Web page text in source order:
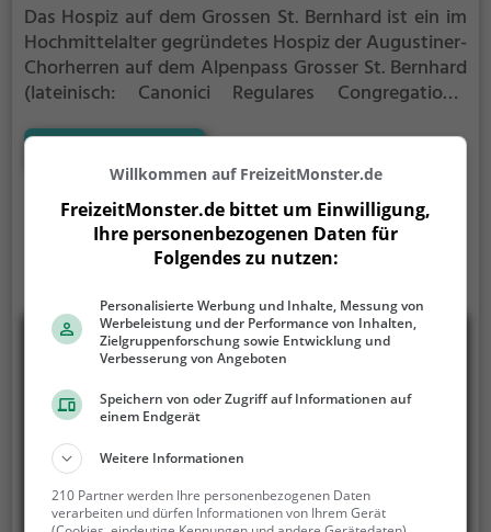
Das Hospiz auf dem Grossen St. Bernhard ist ein im
Hochmittelalter gegründetes Hospiz der Augustiner-
Chorherren auf dem Alpenpass Grosser St. Bernhard
(lateinisch: Canonici Regulares Congregationis
Bistum Sitten sowie zur politischen Gemeinde
Bourg-Saint-Pierre und ist nach Bernhard von Aosta
benannt, der auch dem Pass seinen Namen gibt. Er
soll das Hospiz um 1050 zusammen mit der Königin
Ermengarde, der Gattin Rudolfs III. von Burgund
gegründet haben.
Willkommen auf FreizeitMonster.de
FreizeitMonster.de bittet um Einwilligung,
Ihre personenbezogenen Daten für
Folgendes zu nutzen:
Personalisierte Werbung und Inhalte, Messung von
Werbeleistung und der Performance von Inhalten,
Zielgruppenforschung sowie Entwicklung und
Verbesserung von Angeboten
Speichern von oder Zugriff auf Informationen auf
einem Endgerät
Weitere Informationen
210 Partner werden Ihre personenbezogenen Daten
verarbeiten und dürfen Informationen von Ihrem Gerät